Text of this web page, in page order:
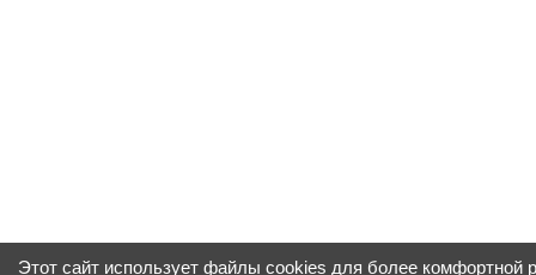
Этот сайт использует файлы cookies для более комфортной